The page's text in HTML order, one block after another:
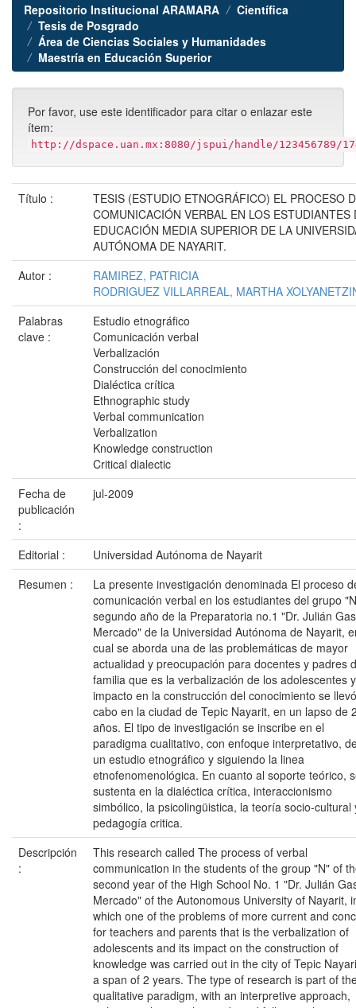
Repositorio Institucional ARAMARA
Científica
Tesis de Posgrado
Área de Ciencias Sociales y Humanidades
Maestría en Educación Superior
Por favor, use este identificador para citar o enlazar este
ítem:
http://dspace.uan.mx:8080/jspui/handle/123456789/
Título :
TESIS (ESTUDIO ETNOGRÁFICO) EL PROCESO
COMUNICACIÓN VERBAL EN LOS ESTUDIANTES
EDUCACIÓN MEDIA SUPERIOR DE LA
AUTÓNOMA DE NAYARIT.
Autor :
RAMIREZ, PATRICIA
RODRIGUEZ VILLARREAL, MARTHA
Palabras
clave :
Estudio etnográfico
Comunicación verbal
Verbalización
Construcción del conocimiento
Dialéctica crítica
Ethnographic study
Verbal communication
Verbalization
Knowledge construction
Critical dialectic
Fecha de
publicación
:
jul-2009
Editorial :
Universidad Autónoma de Nayarit
Resumen :
La presente investigación denominada El proceso
comunicación verbal en los estudiantes del grupo
segundo año de la Preparatoria no.1 "Dr. Julián
Mercado" de la Universidad Autónoma de Nayarit,
cual se aborda una de las problemáticas de mayor
actualidad y preocupación para docentes y padres
familia que es la verbalización de los adolescentes
impacto en la construcción del conocimiento se
cabo en la ciudad de Tepic Nayarit, en un lapso de
años. El tipo de investigación se inscribe en el
paradigma cualitativo, con enfoque interpretativo,
un estudio etnográfico y siguiendo la linea
etnofenomenológica. En cuanto al soporte teórico,
sustenta en la dialéctica crítica, interaccionismo
simbólico, la psicolingüistica, la teoría socio-cultural
pedagogía critica.
Descripción
:
This research called The process of verbal
communication in the students of the group "N" of
second year of the High School No. 1 "Dr. Julián
Mercado" of the Autonomous University of Nayarit,
which one of the problems of more current and
for teachers and parents that is the verbalization of
adolescents and its impact on the construction of
knowledge was carried out in the city of Tepic
a span of 2 years. The type of research is part of
qualitative paradigm, with an interpretive approach,